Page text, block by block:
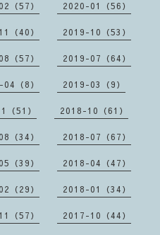
（57） 2020-01（56）
（40） 2019-10（53）
（57） 2019-07（64）
（8） 2019-03（9）
（51） 2018-10（61）
（34） 2018-07（67）
（39） 2018-04（47）
（29） 2018-01（34）
（57） 2017-10（44）